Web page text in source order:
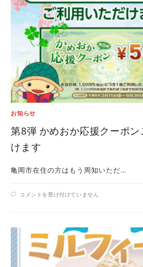
お知らせ
第8弾 かめおか応援クーポ
けます
亀岡市在住の方はもう周知いただ…
コメントを受け付けていません